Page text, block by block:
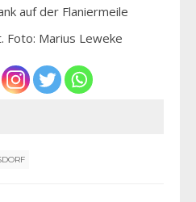
auf der Flaniermeile
Marius Leweke